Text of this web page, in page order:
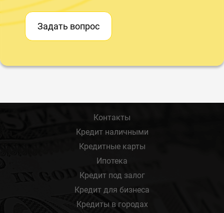
Задать вопрос
Контакты
Кредит наличными
Кредитные карты
Ипотека
Кредит под залог
Кредит для бизнеса
Кредиты в городах